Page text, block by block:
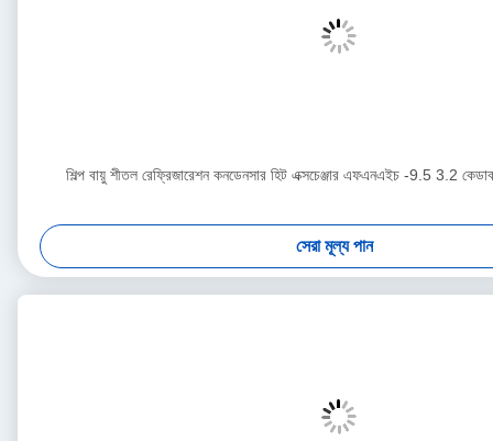
শিল্প বায়ু শীতল রেফ্রিজারেশন কনডেনসার হিট এক্সচেঞ্জার এফএনএইচ -9.5 3.2
সেরা মূল্য পান